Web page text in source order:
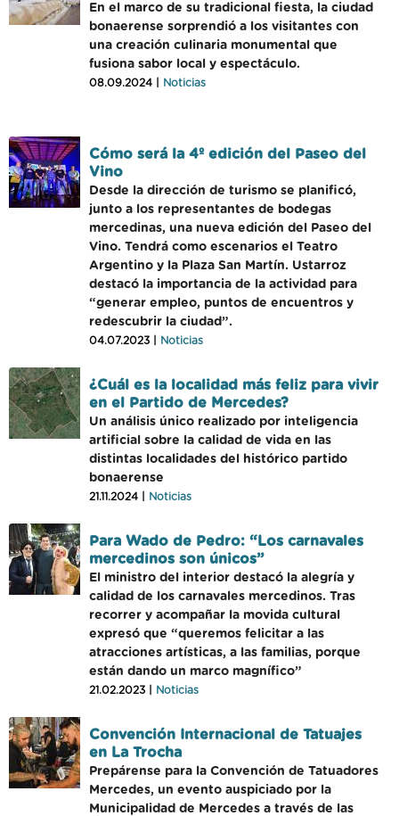
En el marco de su tradicional fiesta, la ciudad
bonaerense sorprendió a los visitantes con
una creación culinaria monumental que
fusiona sabor local y espectáculo.
08.09.2024 | Noticias
Cómo será la 4º edición del Paseo del
Vino
Desde la dirección de turismo se planificó,
junto a los representantes de bodegas
mercedinas, una nueva edición del Paseo del
Vino. Tendrá como escenarios el Teatro
Argentino y la Plaza San Martín. Ustarroz
destacó la importancia de la actividad para
“generar empleo, puntos de encuentros y
redescubrir la ciudad”.
04.07.2023 | Noticias
¿Cuál es la localidad más feliz para vivir
en el Partido de Mercedes?
Un análisis único realizado por inteligencia
artificial sobre la calidad de vida en las
distintas localidades del histórico partido
bonaerense
21.11.2024 | Noticias
Para Wado de Pedro: “Los carnavales
mercedinos son únicos”
El ministro del interior destacó la alegría y
calidad de los carnavales mercedinos. Tras
recorrer y acompañar la movida cultural
expresó que “queremos felicitar a las
atracciones artísticas, a las familias, porque
están dando un marco magnífico”
21.02.2023 | Noticias
Convención Internacional de Tatuajes
en La Trocha
Prepárense para la Convención de Tatuadores
Mercedes, un evento auspiciado por la
Municipalidad de Mercedes a través de las